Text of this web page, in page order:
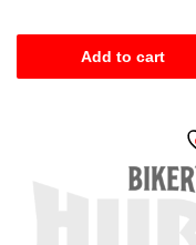
Add to cart